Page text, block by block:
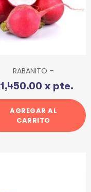
RABANITO –
1,450.00 x pte.
AGREGAR AL
CARRITO